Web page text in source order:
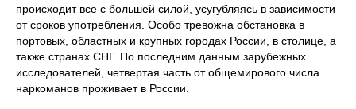
происходит все с большей силой, усугубляясь в зависимости
от сроков употребления. Особо тревожна обстановка в
портовых, областных и крупных городах России, в столице, а
также странах СНГ. По последним данным зарубежных
исследователей, четвертая часть от общемирового числа
наркоманов проживает в России.